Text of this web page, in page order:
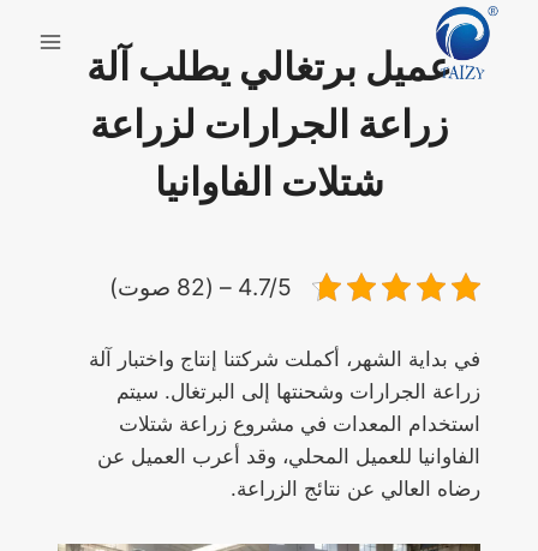
التجاوز
المحتوى
عميل برتغالي يطلب آلة
زراعة الجرارات لزراعة
شتلات الفاوانيا
4.7/5 – (82 صوت)
في بداية الشهر، أكملت شركتنا إنتاج واختبار آلة
زراعة الجرارات وشحنتها إلى البرتغال. سيتم
استخدام المعدات في مشروع زراعة شتلات
الفاوانيا للعميل المحلي، وقد أعرب العميل عن
رضاه العالي عن نتائج الزراعة.